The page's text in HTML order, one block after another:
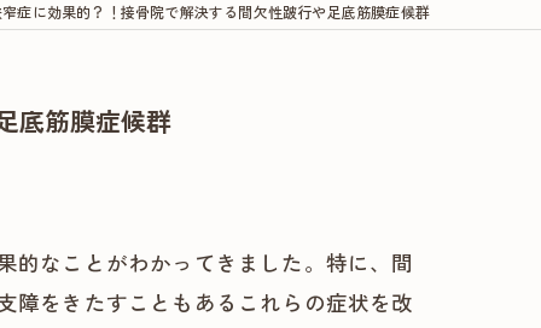
症に効果的？！接骨院で解決する間欠性跛行や足底筋膜症候群
底筋膜症候群
的なことがわかってきました。特に、間
障をきたすこともあるこれらの症状を改